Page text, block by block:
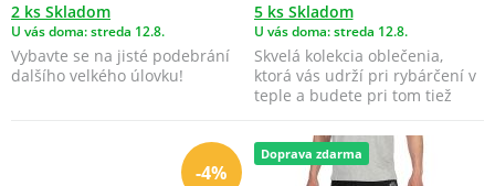
2 ks Skladom
U vás doma: streda 12.8.
Vybavte se na jisté podebrání
dalšího velkého úlovku!
5 ks Skladom
U vás doma: streda 12.8.
Skvelá kolekcia oblečenia,
ktorá vás udrží pri rybárčení v
teple a budete pri tom tiež
-4%
Doprava zdarma